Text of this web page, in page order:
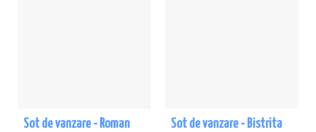
Sot de vanzare - Roman Sot de vanzare - Bistrita